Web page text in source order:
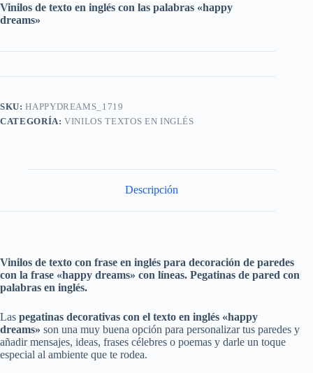
Vinilos de texto en inglés con las palabras «happy
dreams»
SKU:HAPPYDREAMS_1719
CATEGORÍA:VINILOS TEXTOS EN INGLÉS
Descripción
Vinilos de texto con frase en inglés para decoración de paredes
con la frase «happy dreams» con líneas. Pegatinas de pared con
palabras en inglés.
Las pegatinas decorativas con el texto en inglés «happy
dreams» son una muy buena opción para personalizar tus paredes y
añadir mensajes, ideas, frases célebres o poemas y darle un toque
especial al ambiente que te rodea.